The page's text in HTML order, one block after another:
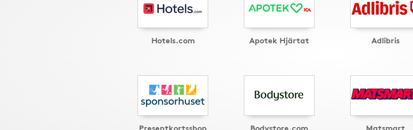
Hotels.com Apotek Hjärtat Adlibris
Presentkortsshop Bodystore.com Matsmart